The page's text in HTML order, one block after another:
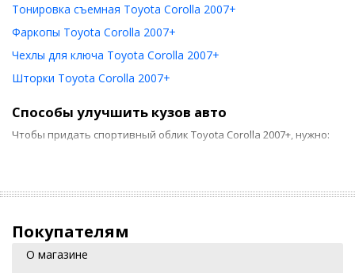
Тонировка съемная Toyota Corolla 2007+
Фаркопы Toyota Corolla 2007+
Чехлы для ключа Toyota Corolla 2007+
Шторки Toyota Corolla 2007+
Способы улучшить кузов авто
Чтобы придать спортивный облик Toyota Corolla 2007+, нужно:
дополнительные воздухосборники;
Покупателям
О магазине